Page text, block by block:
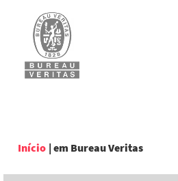
Início | em Bureau Veritas(página